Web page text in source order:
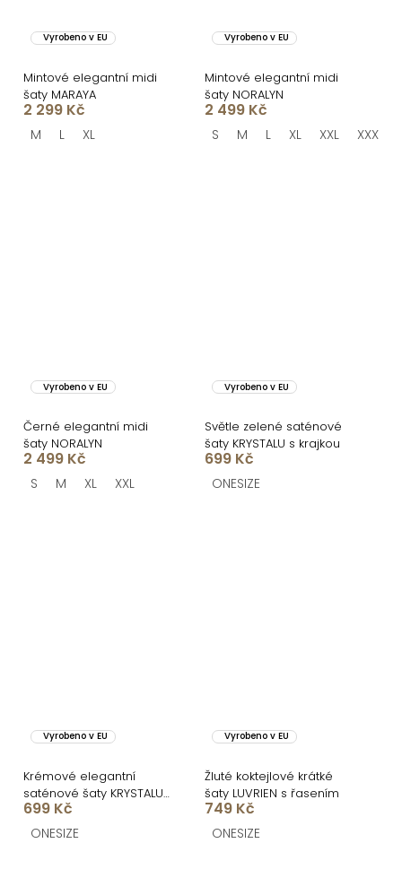
Vyrobeno v EU
Mintové elegantní midi
šaty MARAYA
2 299 Kč
M L XL
Vyrobeno v EU
Mintové elegantní midi
šaty NORALYN
2 499 Kč
S M L XL XXL XXXL
Vyrobeno v EU
Černé elegantní midi
šaty NORALYN
2 499 Kč
S M XL XXL
Vyrobeno v EU
Světle zelené saténové
šaty KRYSTALU s krajkou
699 Kč
ONESIZE
Vyrobeno v EU
Krémové elegantní
saténové šaty KRYSTALU
s krajkou
699 Kč
ONESIZE
Vyrobeno v EU
Žluté koktejlové krátké
šaty LUVRIEN s řasením
749 Kč
ONESIZE